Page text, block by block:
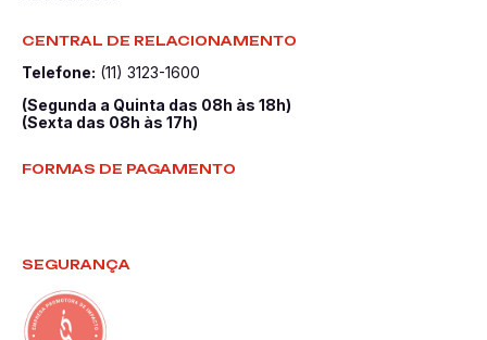
CENTRAL DE RELACIONAMENTO
Telefone: (11) 3123-1600
(Segunda a Quinta das 08h às 18h)
(Sexta das 08h às 17h)
FORMAS DE PAGAMENTO
SEGURANÇA